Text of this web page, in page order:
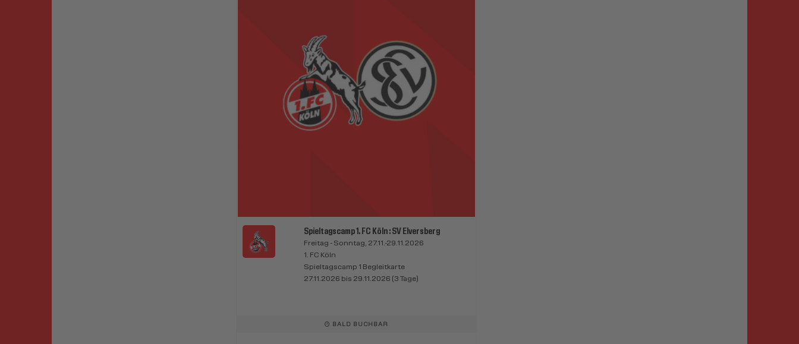
Spieltagscamp 1. FC Köln : SV Elversberg
Freitag - Sonntag, 27.11.-29.11.2026
1. FC Köln
Spieltagscamp 1 Begleitkarte
27.11.2026 bis 29.11.2026 (3 Tage)
BALD BUCHBAR